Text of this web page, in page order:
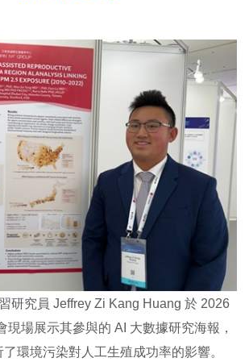
研究員 Jeffrey Zi Kang Huang 於 2026
現場展示其參與的 AI 大數據研究海報，
環境污染對人工生殖成功率的影響。